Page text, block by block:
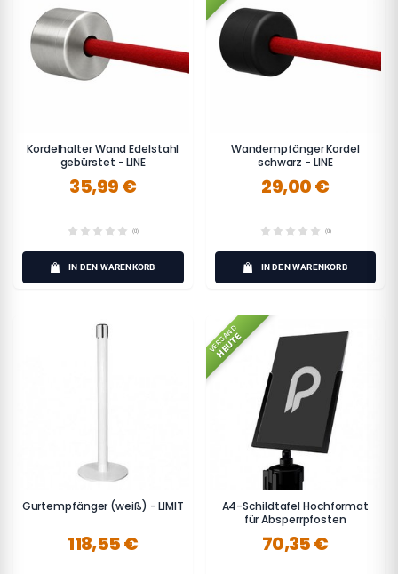
Kordelhalter Wand Edelstahl
gebürstet - LINE
35,99 €
(0)
IN DEN WARENKORB
Wandempfänger Kordel
schwarz - LINE
29,00 €
(0)
IN DEN WARENKORB
Gurtempfänger (weiß) - LIMIT
118,55 €
VERSAND
HEUTE
A4-Schildtafel Hochformat
für Absperrpfosten
70,35 €